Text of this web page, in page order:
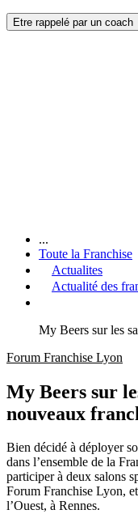
Etre rappelé par un coach
...
Toute la Franchise
Actualites
Actualité des
My Beers sur les
Forum Franchise Lyon
My Beers sur
nouveaux
Bien décidé à déployer
dans l’ensemble de la
participer à deux salons
Forum Franchise Lyon,
l’Ouest, à Rennes.